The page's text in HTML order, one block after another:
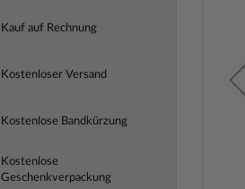
Kauf auf Rechnung
Kostenloser Versand
Kostenlose Bandkürzung
Kostenlose
Geschenkverpackung